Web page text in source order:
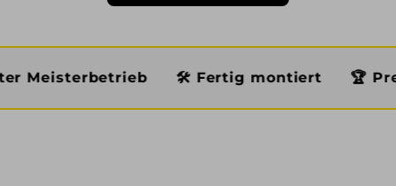
🛠️ Fertig montiert 🏆 Premium